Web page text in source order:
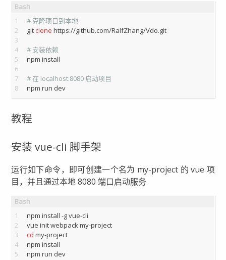
1
2
3
4
5
6
7
8
# 克隆项目到本地
git clone https://github.com/RalfZhang/Vdo.git
# 安装依赖
npm install
# 在 localhost:8080 启动项目
npm run dev
教程
安装 vue-cli 脚手架
运行如下命令，即可创建一个名为 my-project 的 vue 项
目，并且通过本地 8080 端口启动服务
1
2
3
4
5
npm install -g vue-cli
vue init webpack my-project
cd my-project
npm install
npm run dev